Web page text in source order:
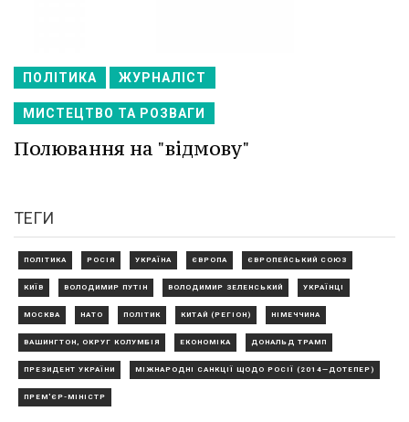
ПОЛІТИКА ЖУРНАЛІСТ
МИСТЕЦТВО ТА РОЗВАГИ
Полювання на "відмову"
ТЕГИ
ПОЛІТИКА РОСІЯ УКРАЇНА ЄВРОПА ЄВРОПЕЙСЬКИЙ СОЮЗ
КИЇВ ВОЛОДИМИР ПУТІН ВОЛОДИМИР ЗЕЛЕНСЬКИЙ УКРАЇНЦІ
МОСКВА НАТО ПОЛІТИК КИТАЙ (РЕГІОН) НІМЕЧЧИНА
ВАШИНГТОН, ОКРУГ КОЛУМБІЯ ЕКОНОМІКА ДОНАЛЬД ТРАМП
ПРЕЗИДЕНТ УКРАЇНИ МІЖНАРОДНІ САНКЦІЇ ЩОДО РОСІЇ (2014—ДОТЕПЕР)
ПРЕМ'ЄР-МІНІСТР